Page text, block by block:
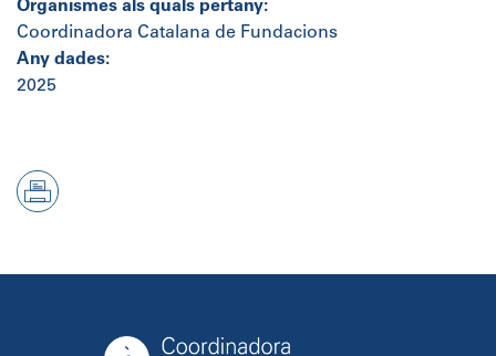
Organismes als quals pertany:
Coordinadora Catalana de Fundacions
Any dades:
2025